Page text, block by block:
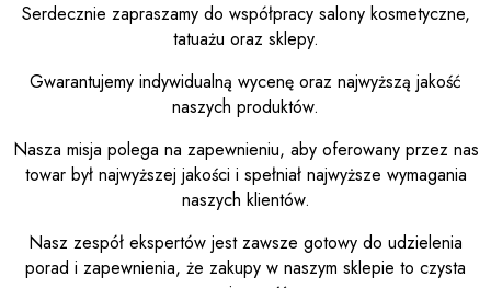
Serdecznie zapraszamy do współpracy salony kosmetyczne,
tatuażu oraz sklepy.
Gwarantujemy indywidualną wycenę oraz najwyższą jakość
naszych produktów.
Nasza misja polega na zapewnieniu, aby oferowany przez nas
towar był najwyższej jakości i spełniał najwyższe wymagania
naszych klientów.
Nasz zespół ekspertów jest zawsze gotowy do udzielenia
porad i zapewnienia, że zakupy w naszym sklepie to czysta